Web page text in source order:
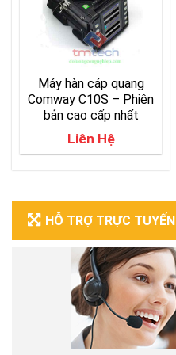
Máy hàn cáp quang
Comway C10S – Phiên
bản cao cấp nhất
Liên Hệ
HỖ TRỢ TRỰC TUYẾN